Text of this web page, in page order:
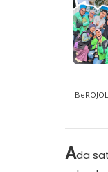
Ada